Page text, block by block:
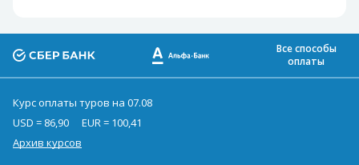
Все способы
оплаты
Курс оплаты туров на 07.08
USD = 86,90
EUR = 100,41
Архив курсов